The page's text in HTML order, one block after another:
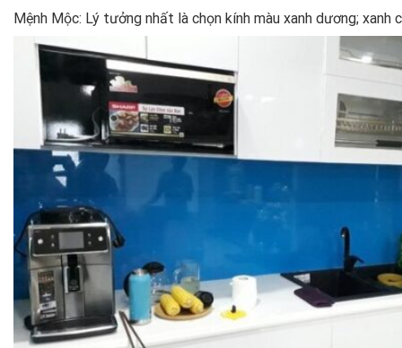
Mệnh Mộc: Lý tưởng nhất là chọn kính màu xanh dương; xanh